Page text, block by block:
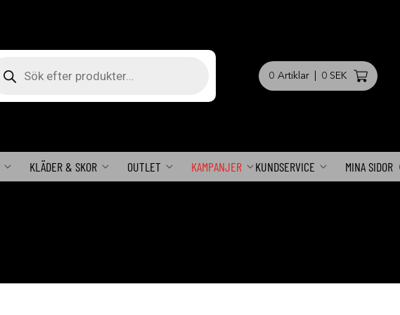
0 Artiklar 0 SEK
KLÄDER & SKOR OUTLET KAMPANJER KUNDSERVICE MINA SIDOR